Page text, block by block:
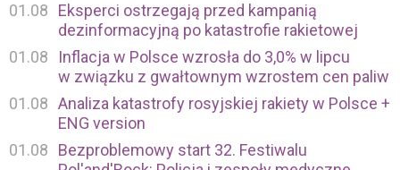
01.08
Eksperci ostrzegają przed kampanią
dezinformacyjną po katastrofie rakietowej
01.08
Inflacja w Polsce wzrosła do 3,0% w lipcu
w związku z gwałtownym wzrostem cen paliw
01.08 Analiza katastrofy rosyjskiej rakiety w Polsce +
ENG version
01.08
Bezproblemowy start 32. Festiwalu